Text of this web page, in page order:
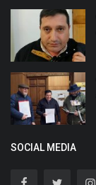
SOCIAL MEDIA